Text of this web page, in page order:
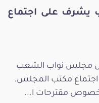
على اجتماع
مجلس نواب الشعب
18 فيفري 2026 على اجتماع مكتب المجلس.
بخصوص مقترحات ا...